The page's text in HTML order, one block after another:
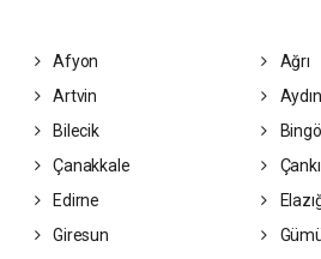
Afyon Ağrı
Artvin Aydın
Bilecik Bingöl
Çanakkale
Edirne
Giresun